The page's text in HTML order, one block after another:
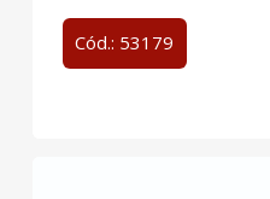
Cód.: 53179